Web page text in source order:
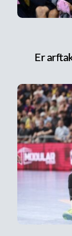
Er